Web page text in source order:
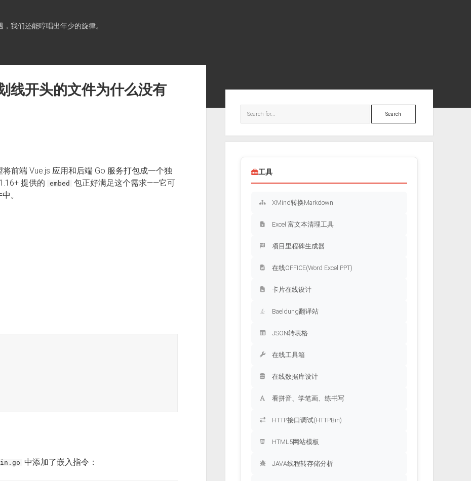
我们还能哼唱出年少的旋律。
线开头的文件为什么没有
前端 Vue.js 应用和后端 Go 服务打包成一个独
提供的
embed
包正好满足这个需求——它可
。
中添加了嵌入指令：
Search
工具
XMind转换Markdown
Excel 富文本清理工具
项目里程碑生成器
在线OFFICE(Word Excel PPT)
卡片在线设计
Baeldung翻译站
JSON转表格
在线工具箱
在线数据库设计
看拼音、学笔画、练书写
HTTP接口调试(HTTPBin)
HTML5网站模板
JAVA线程转存储分析